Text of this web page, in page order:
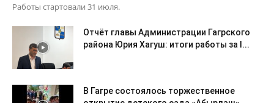
Работы стартовали 31 июля.
Отчёт главы Администрации Гагрского
района Юрия Хагуш: итоги работы за I...
В Гагре состоялось торжественное